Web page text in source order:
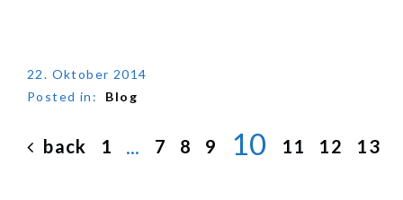
22. Oktober 2014
Posted in:
Blog
back 1 … 7 8 9 10 11 12 13